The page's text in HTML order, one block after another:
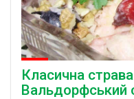
Класична
Вальдорфський